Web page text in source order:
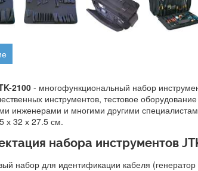
2100 - многофункциональный набор
инструментов, тестовое
инженерами и многими другими
х 32 х 27.5 см.
набора инструментов
набор для идентификации кабеля